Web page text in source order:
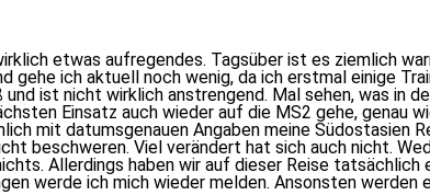
etwas aufregendes. Tagsüber ist es ziemlich
gehe ich aktuell noch wenig, da ich erstmal einige
ist nicht wirklich anstrengend. Mal sehen, was in
Einsatz auch wieder auf die MS2 gehe, genau
mit datumsgenauen Angaben meine Südostasien
beschweren. Viel verändert hat sich auch nicht.
Allerdings haben wir auf dieser Reise
werde ich mich wieder melden. Ansonsten